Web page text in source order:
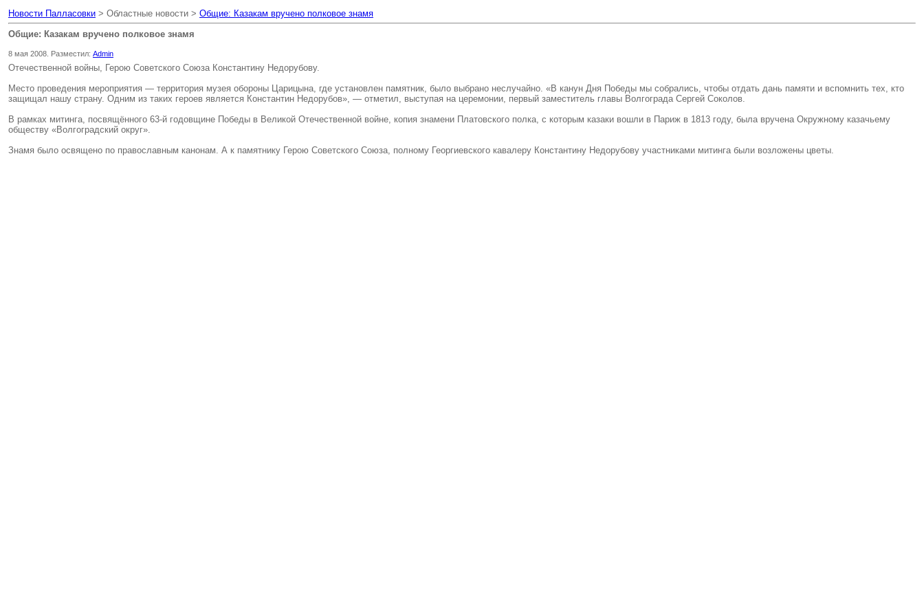
Новости Палласовки > Областные новости > Общие: Казакам вручено полковое знамя
Общие: Казакам вручено полковое знамя
8 мая 2008. Разместил: Admin
Отечественной войны, Герою Советского Союза Константину Недорубову.
Место проведения мероприятия — территория музея обороны Царицына, где установлен памятник, было выбрано неслучайно. «В канун Дня Победы мы собрались, чтобы отдать дань памяти и вспомнить тех, кто
защищал нашу страну. Одним из таких героев является Константин Недорубов», — отметил, выступая на церемонии, первый заместитель главы Волгограда Сергей Соколов.
В рамках митинга, посвящённого 63-й годовщине Победы в Великой Отечественной войне, копия знамени Платовского полка, с которым казаки вошли в Париж в 1813 году, была вручена Окружному казачьему
обществу «Волгоградский округ».
Знамя было освящено по православным канонам. А к памятнику Герою Советского Союза, полному Георгиевского кавалеру Константину Недорубову участниками митинга были возложены цветы.